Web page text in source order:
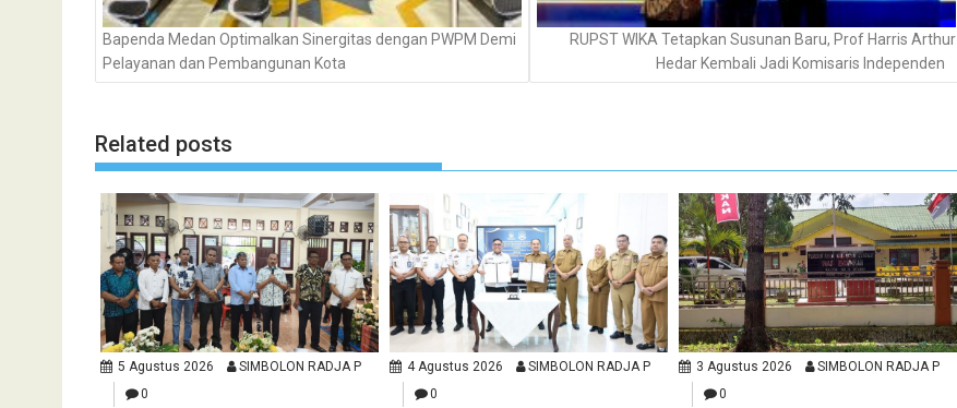
Bapenda Medan Optimalkan Sinergitas dengan PWPM Demi
Pelayanan dan Pembangunan Kota
RUPST WIKA Tetapkan Susunan Baru, Prof Harris Arthur
Hedar Kembali Jadi Komisaris Independen
Related posts
5 Agustus 2026
SIMBOLON RADJA P
0
4 Agustus 2026
SIMBOLON RADJA P
0
3 Agustus 2026
SIMBOLON RADJA P
0